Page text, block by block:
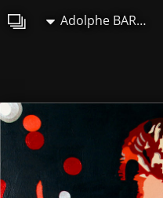
Adolphe BARBONI